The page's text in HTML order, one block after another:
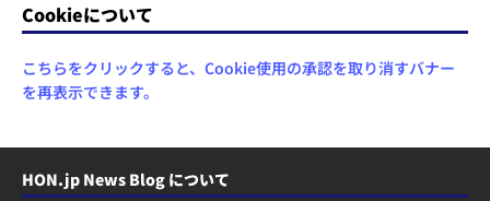
Cookieについて
こちらをクリックすると、Cookie使用の承認を取り消すバナー
を再表示できます。
HON.jp News Blog について